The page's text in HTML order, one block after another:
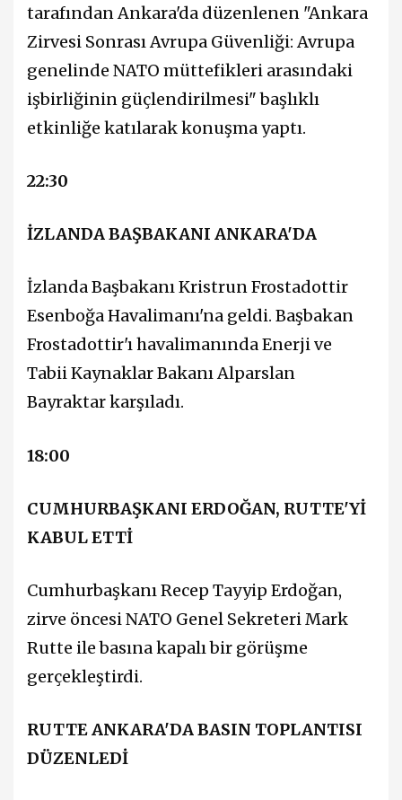
tarafından Ankara'da düzenlenen "Ankara
Zirvesi Sonrası Avrupa Güvenliği: Avrupa
genelinde NATO müttefikleri arasındaki
işbirliğinin güçlendirilmesi" başlıklı
etkinliğe katılarak konuşma yaptı.
22:30
İZLANDA BAŞBAKANI ANKARA'DA
İzlanda Başbakanı Kristrun Frostadottir
Esenboğa Havalimanı'na geldi. Başbakan
Frostadottir'ı havalimanında Enerji ve
Tabii Kaynaklar Bakanı Alparslan
Bayraktar karşıladı.
18:00
CUMHURBAŞKANI ERDOĞAN, RUTTE'Yİ
KABUL ETTİ
Cumhurbaşkanı Recep Tayyip Erdoğan,
zirve öncesi NATO Genel Sekreteri Mark
Rutte ile basına kapalı bir görüşme
gerçekleştirdi.
RUTTE ANKARA'DA BASIN TOPLANTISI
DÜZENLEDİ